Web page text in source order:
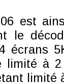
est
le
écrans
limité à
limité